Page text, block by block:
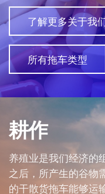
了解更多关于我
所有拖车类型
耕作
养殖业是我们经济的
之后，所产生的谷物
的干散货拖车能够运